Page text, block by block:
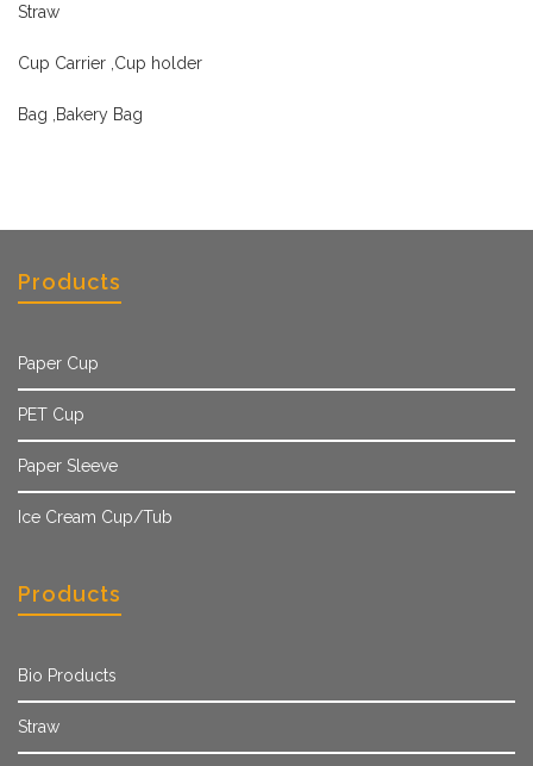
Straw
Cup Carrier ,Cup holder
Bag ,Bakery Bag
Products
Paper Cup
PET Cup
Paper Sleeve
Ice Cream Cup/Tub
Products
Bio Products
Straw